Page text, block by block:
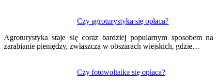
Czy agroturystyka się opłaca?
Agroturystyka staje się coraz bardziej popularnym sposobem na
zarabianie pieniędzy, zwłaszcza w obszarach wiejskich, gdzie…
Czy fotowoltaika się opłaca?